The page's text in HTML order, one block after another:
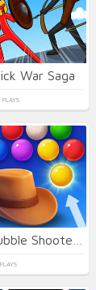
War Saga
PLAYS